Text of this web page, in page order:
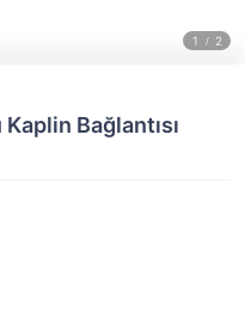
Bağlantısı